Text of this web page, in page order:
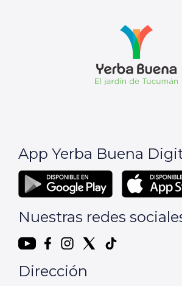
App Yerba Buena
Nuestras redes
Dirección